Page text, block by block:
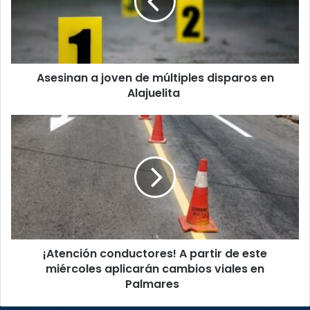
Asesinan a joven de múltiples disparos en
Alajuelita
¡Atención
conductores!
A
partir
de
miércoles
aplicarán
cambios
¡Atención conductores! A partir de este
miércoles aplicarán cambios viales en
Palmares